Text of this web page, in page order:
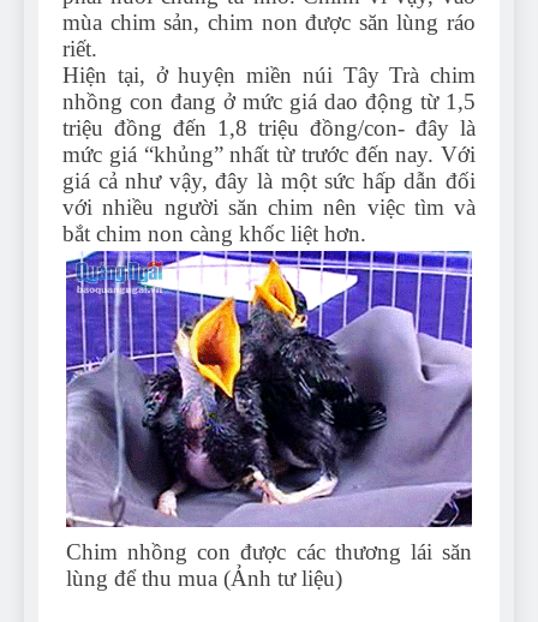
mùa chim sản, chim non được săn lùng ráo
riết.
Hiện tại, ở huyện miền núi Tây Trà chim
nhồng con đang ở mức giá dao động từ 1,5
triệu đồng đến 1,8 triệu đồng/con- đây là
mức giá “khủng” nhất từ trước đến nay. Với
giá cả như vậy, đây là một sức hấp dẫn đối
với nhiều người săn chim nên việc tìm và
bắt chim non càng khốc liệt hơn.
Chim nhồng con được các thương lái săn
lùng để thu mua (Ảnh tư liệu)